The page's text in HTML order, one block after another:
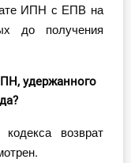
ИПН с ЕПВ на
до получения
удержанного
возврат